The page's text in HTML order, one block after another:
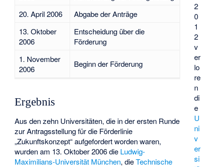
2
0
1
2
v
er
lo
re
n
di
e
U
ni
v
er
si
20. April 2006
Abgabe der Anträge
13. Oktober
2006
Entscheidung über die
Förderung
1. November
2006
Beginn der Förderung
Ergebnis
Aus den zehn Universitäten, die in der ersten Runde
zur Antragsstellung für die Förderlinie
„Zukunftskonzept“ aufgefordert worden waren,
wurden am 13. Oktober 2006 die Ludwig-
Maximilians-Universität München, dieTechnische